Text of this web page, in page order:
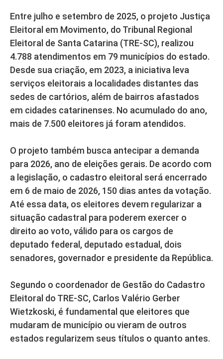
Entre julho e setembro de 2025, o projeto Justiça
Eleitoral em Movimento, do Tribunal Regional
Eleitoral de Santa Catarina (TRE-SC), realizou
4.788 atendimentos em 79 municípios do estado.
Desde sua criação, em 2023, a iniciativa leva
serviços eleitorais a localidades distantes das
sedes de cartórios, além de bairros afastados
em cidades catarinenses. No acumulado do ano,
mais de 7.500 eleitores já foram atendidos.
O projeto também busca antecipar a demanda
para 2026, ano de eleições gerais. De acordo com
a legislação, o cadastro eleitoral será encerrado
em 6 de maio de 2026, 150 dias antes da votação.
Até essa data, os eleitores devem regularizar a
situação cadastral para poderem exercer o
direito ao voto, válido para os cargos de
deputado federal, deputado estadual, dois
senadores, governador e presidente da República.
Segundo o coordenador de Gestão do Cadastro
Eleitoral do TRE-SC, Carlos Valério Gerber
Wietzkoski, é fundamental que eleitores que
mudaram de município ou vieram de outros
estados regularizem seus títulos o quanto antes.